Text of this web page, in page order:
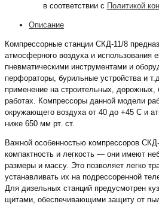
в соответствии с Политикой
Описание
Компрессорные станции СКД-11/8
атмосферного воздуха и использования
пневматическими инструментами и
перфораторы, бурильные устройства и
применение на строительных, дорожных,
работах. Компрессоры данной модели
окружающего воздуха от 40 до +45 С и
ниже 650 мм рт. ст.
Важной особенностью компрессоров
компактность и легкость — они имеют
размеры и массу. Это позволяет легко
устанавливать их на подрессоренной
Для дизельных станций предусмотрен
щитами, обеспечивающими защиту от